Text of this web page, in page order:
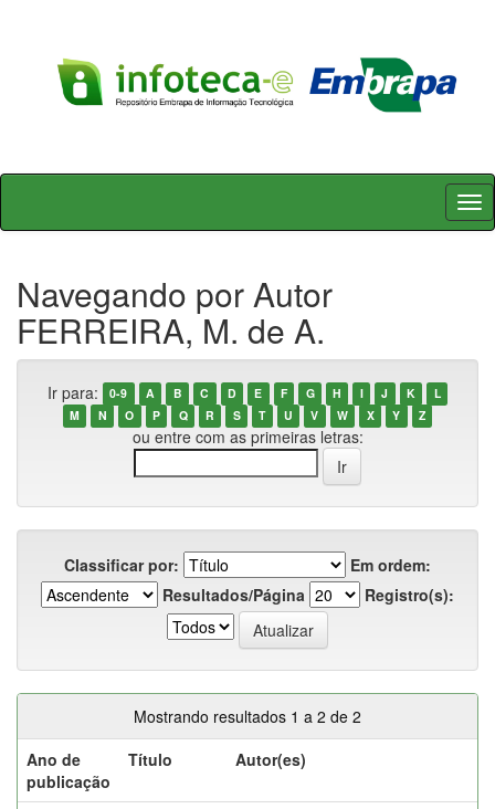
Skip
Navegando por Autor
FERREIRA, M. de A.
Ir para: 0-9 A B C D E F G H I J K
L
M
N O P Q R S T U V W X Y Z
ou entre com as primeiras letras:
Classificar por:
Em ordem:
Resultados/Página
Registro(s):
Mostrando resultados 1 a 2 de 2
Ano de
publicação
Título Autor(es)